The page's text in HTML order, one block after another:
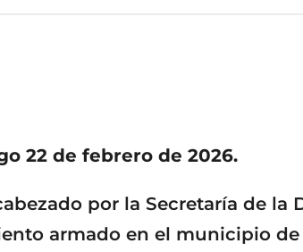
22 de febrero de 2026.
por la Secretaría de la
armado en el municipio de